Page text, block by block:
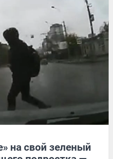
на свой зеленый